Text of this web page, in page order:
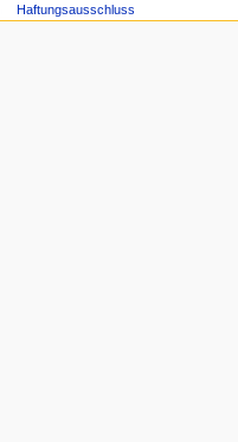
Haftungsausschluss